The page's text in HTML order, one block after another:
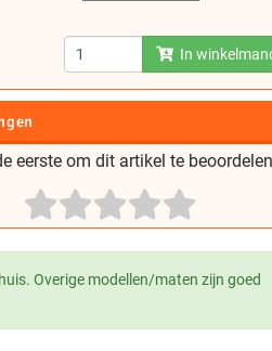
In
eerste om dit artikel te beoordelen
Overige modellen/maten zijn goed